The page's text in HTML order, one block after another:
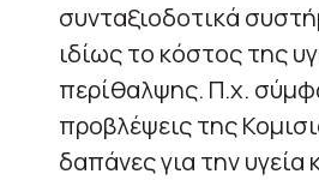
συνταξιοδοτικά
ιδίως το κόστος της
περίθαλψης. Π.χ.
προβλέψεις της
δαπάνες για την υγεία